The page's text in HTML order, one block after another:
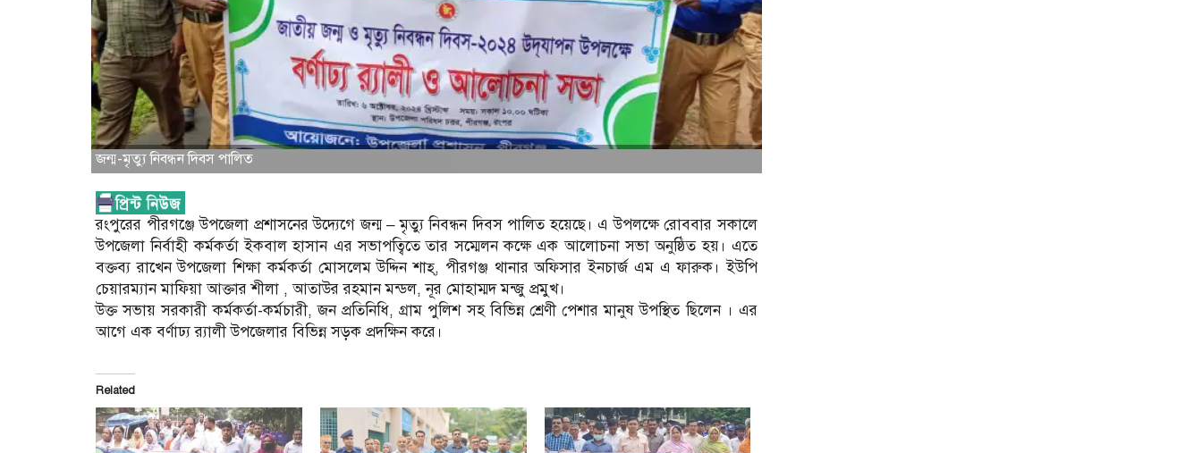
জন্ম-মৃত্যু নিবন্ধন দিবস পালিত
রংপুরের পীরগঞ্জে উপজেলা প্রশাসনের উদ্যেগে জন্ম – মৃত্যু নিবন্ধন দিবস পালিত হয়েছে। এ উপলক্ষে রোববার সকালে
উপজেলা নির্বাহী কর্মকর্তা ইকবাল হাসান এর সভাপত্বিতে তার সম্মেলন কক্ষে এক আলোচনা সভা অনুষ্ঠিত হয়। এতে
বক্তব্য রাখেন উপজেলা শিক্ষা কর্মকর্তা মোসলেম উদ্দিন শাহ্, পীরগঞ্জ থানার অফিসার ইনচার্জ এম এ ফারুক। ইউপি
চেয়ারম্যান মাফিয়া আক্তার শীলা , আতাউর রহমান মন্ডল, নূর মোহাম্মদ মন্জু প্রমুখ।
উক্ত সভায় সরকারী কর্মকর্তা-কর্মচারী, জন প্রতিনিধি, গ্রাম পুলিশ সহ বিভিন্ন শ্রেণী পেশার মানুষ উপস্থিত ছিলেন । এর
আগে এক বর্ণাঢ্য র‌্যালী উপজেলার বিভিন্ন সড়ক প্রদক্ষিন করে।
Related